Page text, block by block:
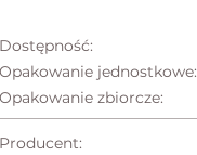
Dostępność:
Opakowanie jednostkowe:
Opakowanie zbiorcze:
Producent: